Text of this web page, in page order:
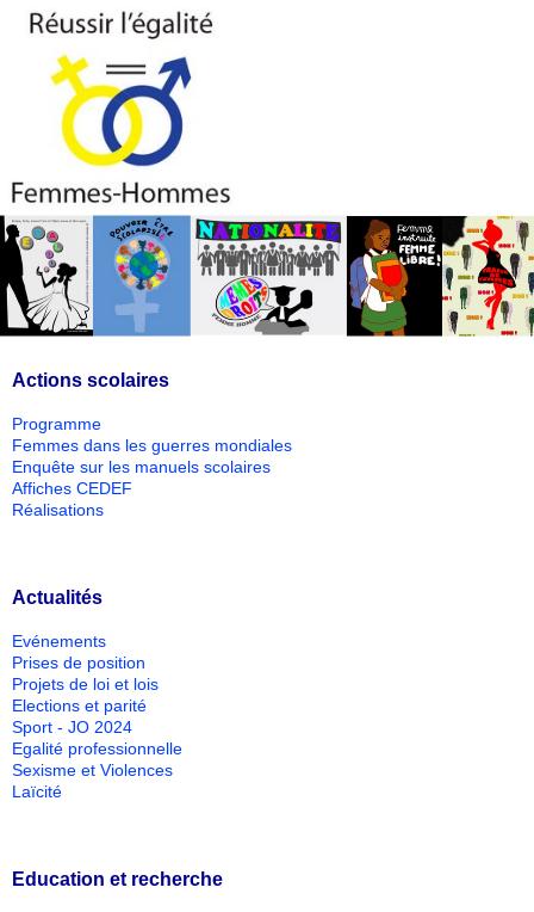
Actions scolaires
Programme
Femmes dans les guerres mondiales
Enquête sur les manuels scolaires
Affiches CEDEF
Réalisations
Actualités
Evénements
Prises de position
Projets de loi et lois
Elections et parité
Sport - JO 2024
Egalité professionnelle
Sexisme et Violences
Laïcité
Education et recherche